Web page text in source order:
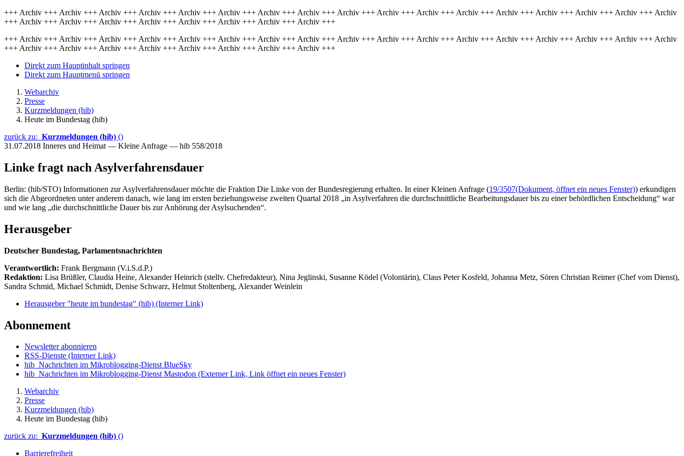
+++ Archiv +++ Archiv +++ Archiv +++ Archiv +++ Archiv +++ Archiv +++ Archiv +++ Archiv +++ Archiv +++ Archiv +++ Archiv +++ Archiv +++ Archiv +++ Archiv +++ Archiv +++ Archiv +++ Archiv
+++ Archiv +++ Archiv +++ Archiv +++ Archiv +++ Archiv +++ Archiv +++ Archiv +++ Archiv +++
+++ Archiv +++ Archiv +++ Archiv +++ Archiv +++ Archiv +++ Archiv +++ Archiv +++ Archiv +++ Archiv +++ Archiv +++ Archiv +++ Archiv +++ Archiv +++ Archiv +++ Archiv +++ Archiv +++ Archiv
+++ Archiv +++ Archiv +++ Archiv +++ Archiv +++ Archiv +++ Archiv +++ Archiv +++ Archiv +++
Direkt zum Hauptinhalt springen
Direkt zum Hauptmenü springen
Webarchiv
Presse
Kurzmeldungen (hib)
Heute im Bundestag (hib)
zurück zu: Kurzmeldungen (hib) ()
31.07.2018 Inneres und Heimat — Kleine Anfrage — hib 558/2018
Linke fragt nach Asylverfahrensdauer
Berlin: (hib/STO) Informationen zur Asylverfahrensdauer möchte die Fraktion Die Linke von der Bundesregierung erhalten. In einer Kleinen Anfrage (19/3507(Dokument, öffnet ein neues Fenster)) erkundigen
sich die Abgeordneten unter anderem danach, wie lang im ersten beziehungsweise zweiten Quartal 2018 „in Asylverfahren die durchschnittliche Bearbeitungsdauer bis zu einer behördlichen Entscheidung“ war
und wie lang „die durchschnittliche Dauer bis zur Anhörung der Asylsuchenden“.
Herausgeber
Deutscher Bundestag, Parlamentsnachrichten
Verantwortlich: Frank Bergmann (V.i.S.d.P.)
Redaktion: Lisa Brüßler, Claudia Heine, Alexander Heinrich (stellv. Chefredakteur), Nina Jeglinski, Susanne Ködel (Volontärin), Claus Peter Kosfeld, Johanna Metz, Sören Christian Reimer (Chef vom Dienst),
Sandra Schmid, Michael Schmidt, Denise Schwarz, Helmut Stoltenberg, Alexander Weinlein
Herausgeber "heute im bundestag" (hib) (Interner Link)
Abonnement
Newsletter abonnieren
RSS-Dienste (Interner Link)
hib_Nachrichten im Mikroblogging-Dienst BlueSky
hib_Nachrichten im Mikroblogging-Dienst Mastodon (Externer Link, Link öffnet ein neues Fenster)
Webarchiv
Presse
Kurzmeldungen (hib)
Heute im Bundestag (hib)
zurück zu: Kurzmeldungen (hib) ()
Barrierefreiheit